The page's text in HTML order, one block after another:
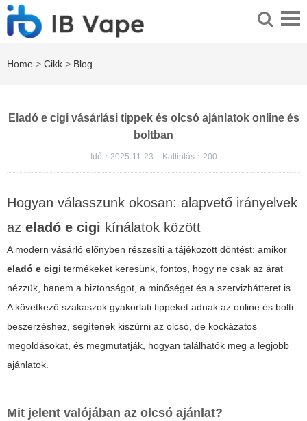
Home > Cikk > Blog
Eladó e cigi vásárlási tippek és olcsó ajánlatok online és
boltban
Idő：2025-11-23 Kattintás： 200
Hogyan válasszunk okosan: alapvető irányelvek
az eladó e cigi kínálatok között
A modern vásárló előnyben részesíti a tájékozott döntést: amikor
eladó e cigi termékeket keresünk, fontos, hogy ne csak az árat
nézzük, hanem a biztonságot, a minőséget és a szervizhátteret is.
A következő szakaszok gyakorlati tippeket adnak az online és bolti
beszerzéshez, segítenek kiszűrni az olcsó, de kockázatos
megoldásokat, és megmutatják, hogyan találhatók meg a legjobb
ajánlatok.
Mit jelent valójában az olcsó ajánlat?